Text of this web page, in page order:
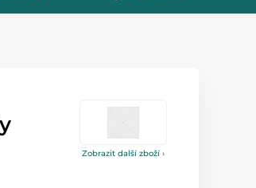
Zobrazit další zboží ›